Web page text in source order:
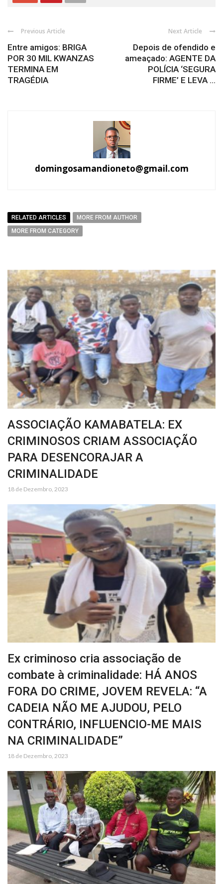
Previous Article
Entre amigos: BRIGA
POR 30 MIL KWANZAS
TERMINA EM
TRAGÉDIA
Next Article
Depois de ofendido e
ameaçado: AGENTE DA
POLÍCIA ‘SEGURA
FIRME’ E LEVA ...
domingosamandioneto@gmail.com
RELATED ARTICLES
MORE FROM AUTHOR
MORE FROM CATEGORY
ASSOCIAÇÃO KAMABATELA: EX
CRIMINOSOS CRIAM ASSOCIAÇÃO
PARA DESENCORAJAR A
CRIMINALIDADE
18 de Dezembro, 2023
Ex criminoso cria associação de
combate à criminalidade: HÁ ANOS
FORA DO CRIME, JOVEM REVELA: “A
CADEIA NÃO ME AJUDOU, PELO
CONTRÁRIO, INFLUENCIO-ME MAIS
NA CRIMINALIDADE”
18 de Dezembro, 2023